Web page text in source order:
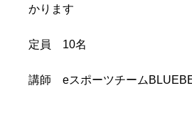
かります
定員 10名
講師 eスポーツチーム